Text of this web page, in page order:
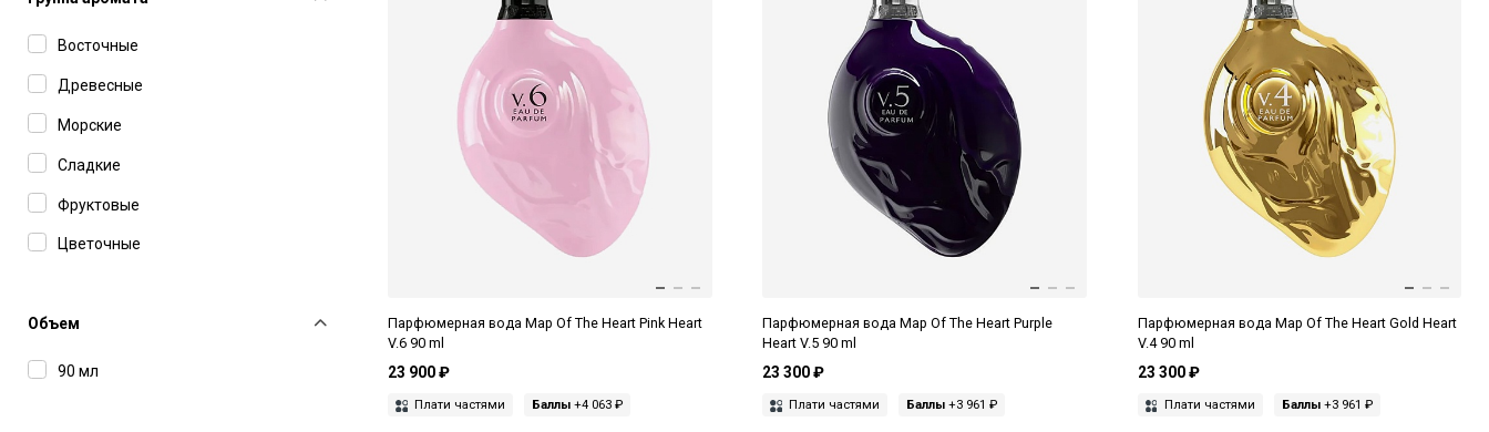
Восточные
Древесные
Морские
Сладкие
Фруктовые
Цветочные
Объем
90 мл
Парфюмерная вода Map Of The Heart Pink Heart
V.6 90 ml
23 900 ₽
Плати частями Баллы +4 063 ₽
Парфюмерная вода Map Of The Heart Purple
Heart V.5 90 ml
23 300 ₽
Плати частями Баллы +3 961 ₽
Парфюмерная вода Map Of The Heart Gold Heart
V.4 90 ml
23 300 ₽
Плати частями Баллы+3 961 ₽